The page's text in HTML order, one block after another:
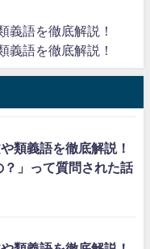
義語を徹底解説！
義語を徹底解説！
類義語を徹底解説！
？」って質問された話